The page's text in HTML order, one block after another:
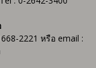
2221 หรือ email :